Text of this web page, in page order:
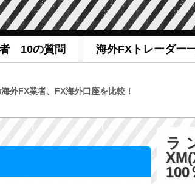
10の質問 海外FXトレーダー
外FX業者、FX海外口座を比較！
ラ
100